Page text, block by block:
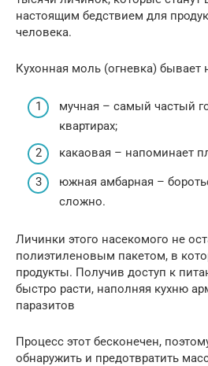
настоящим бедствием для
человека.
Кухонная моль (огневка) бывает
мучная – самый частый
квартирах;
какаовая – напоминает
южная амбарная –
сложно.
Личинки этого насекомого не
полиэтиленовым пакетом, в
продукты. Получив доступ к
быстро расти, наполняя кухню
паразитов
Процесс этот бесконечен,
обнаружить и предотвратить